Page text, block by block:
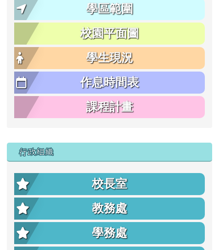
學區範圍
校園平面圖
學生現況
作息時間表
課程計畫
行政組織
校長室
教務處
學務處